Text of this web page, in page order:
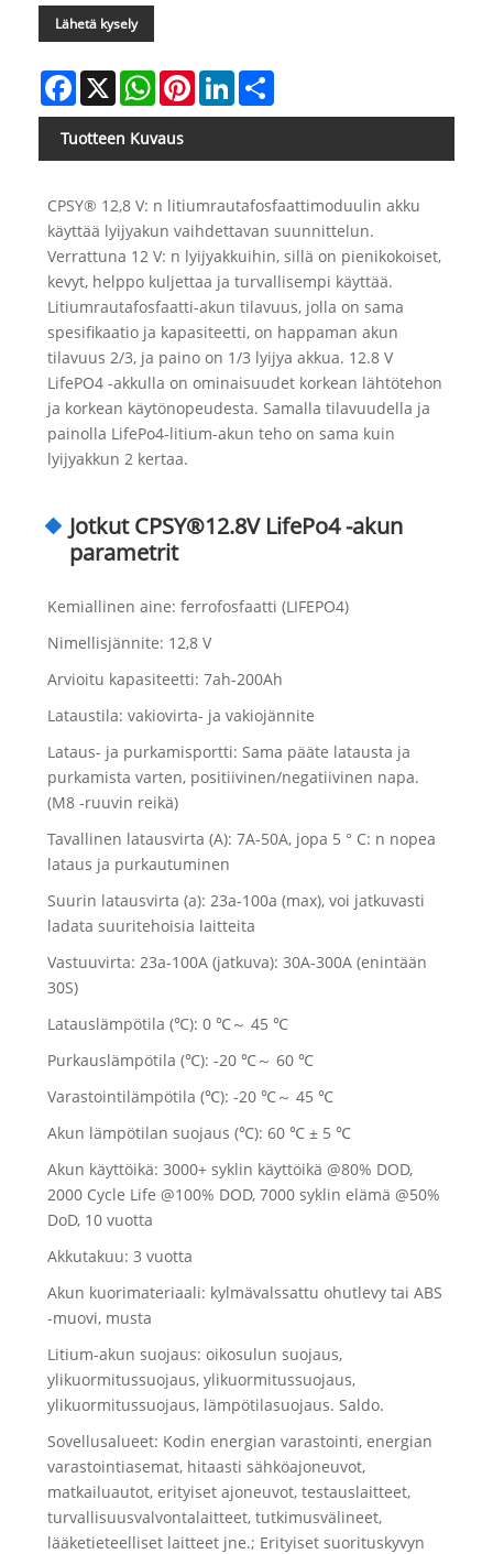
Lähetä kysely
Facebook
X WhatsAppPinterestLinkedIn
Tuotteen Kuvaus
CPSY® 12,8 V: n litiumrautafosfaattimoduulin akku
käyttää lyijyakun vaihdettavan suunnittelun.
Verrattuna 12 V: n lyijyakkuihin, sillä on pienikokoiset,
kevyt, helppo kuljettaa ja turvallisempi käyttää.
Litiumrautafosfaatti-akun tilavuus, jolla on sama
spesifikaatio ja kapasiteetti, on happaman akun
tilavuus 2/3, ja paino on 1/3 lyijya akkua. 12.8 V
LifePO4 -akkulla on ominaisuudet korkean lähtötehon
ja korkean käytönopeudesta. Samalla tilavuudella ja
painolla LifePo4-litium-akun teho on sama kuin
lyijyakkun 2 kertaa.
Jotkut CPSY®12.8V LifePo4 -akun
parametrit
Kemiallinen aine: ferrofosfaatti (LIFEPO4)
Nimellisjännite: 12,8 V
Arvioitu kapasiteetti: 7ah-200Ah
Lataustila: vakiovirta- ja vakiojännite
Lataus- ja purkamisportti: Sama pääte latausta ja
purkamista varten, positiivinen/negatiivinen napa.
(M8 -ruuvin reikä)
Tavallinen latausvirta (A): 7A-50A, jopa 5 ° C: n nopea
lataus ja purkautuminen
Suurin latausvirta (a): 23a-100a (max), voi jatkuvasti
ladata suuritehoisia laitteita
Vastuuvirta: 23a-100A (jatkuva): 30A-300A (enintään
30S)
Latauslämpötila (℃): 0 ℃～ 45 ℃
Purkauslämpötila (℃): -20 ℃～ 60 ℃
Varastointilämpötila (℃): -20 ℃～ 45 ℃
Akun lämpötilan suojaus (℃): 60 ℃ ± 5 ℃
Akun käyttöikä: 3000+ syklin käyttöikä @80% DOD,
2000 Cycle Life @100% DOD, 7000 syklin elämä @50%
DoD, 10 vuotta
Akkutakuu: 3 vuotta
Akun kuorimateriaali: kylmävalssattu ohutlevy tai ABS
-muovi, musta
Litium-akun suojaus: oikosulun suojaus,
ylikuormitussuojaus, ylikuormitussuojaus,
ylikuormitussuojaus, lämpötilasuojaus. Saldo.
Sovellusalueet: Kodin energian varastointi, energian
varastointiasemat, hitaasti sähköajoneuvot,
matkailuautot, erityiset ajoneuvot, testauslaitteet,
turvallisuusvalvontalaitteet, tutkimusvälineet,
lääketieteelliset laitteet jne.; Erityiset suorituskyvyn